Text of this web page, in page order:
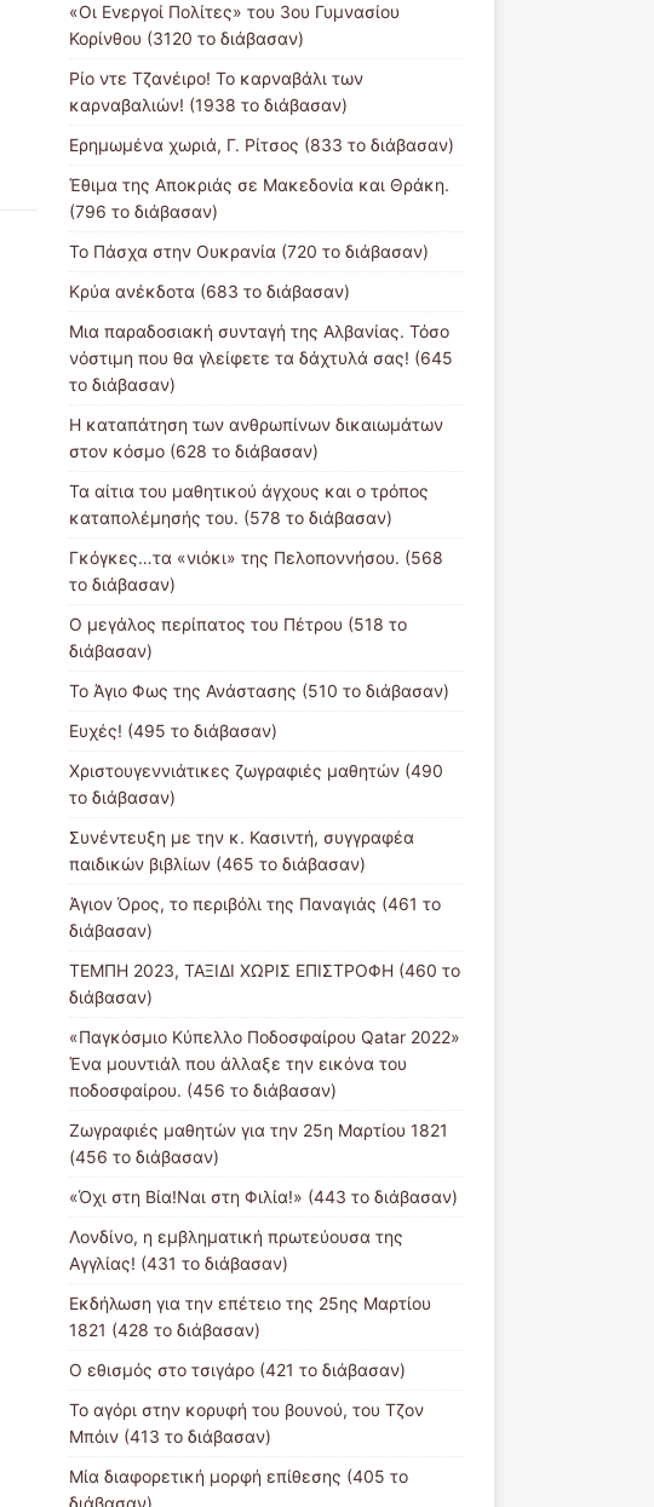
«Οι Ενεργοί Πολίτες» του 3ου Γυμνασίου
Κορίνθου (3120 το διάβασαν)
Ρίο ντε Τζανέιρο! Το καρναβάλι των
καρναβαλιών! (1938 το διάβασαν)
Ερημωμένα χωριά, Γ. Ρίτσος (833 το διάβασαν)
Έθιμα της Αποκριάς σε Μακεδονία και Θράκη.
(796 το διάβασαν)
Το Πάσχα στην Ουκρανία (720 το διάβασαν)
Κρύα ανέκδοτα (683 το διάβασαν)
Μια παραδοσιακή συνταγή της Αλβανίας. Τόσο
νόστιμη που θα γλείφετε τα δάχτυλά σας! (645
το διάβασαν)
Η καταπάτηση των ανθρωπίνων δικαιωμάτων
στον κόσμο (628 το διάβασαν)
Τα αίτια του μαθητικού άγχους και ο τρόπος
καταπολέμησής του. (578 το διάβασαν)
Γκόγκες…τα «νιόκι» της Πελοποννήσου. (568
το διάβασαν)
Ο μεγάλος περίπατος του Πέτρου (518 το
διάβασαν)
Το Άγιο Φως της Ανάστασης (510 το διάβασαν)
Ευχές! (495 το διάβασαν)
Χριστουγεννιάτικες ζωγραφιές μαθητών (490
το διάβασαν)
Συνέντευξη με την κ. Κασιντή, συγγραφέα
παιδικών βιβλίων (465 το διάβασαν)
Άγιον Όρος, το περιβόλι της Παναγιάς (461 το
διάβασαν)
ΤΕΜΠΗ 2023, ΤΑΞΙΔΙ ΧΩΡΙΣ ΕΠΙΣΤΡΟΦΗ (460 το
διάβασαν)
«Παγκόσμιο Κύπελλο Ποδοσφαίρου Qatar 2022»
Ένα μουντιάλ που άλλαξε την εικόνα του
ποδοσφαίρου. (456 το διάβασαν)
Ζωγραφιές μαθητών για την 25η Μαρτίου 1821
(456 το διάβασαν)
«Όχι στη Βία!Ναι στη Φιλία!» (443 το διάβασαν)
Λονδίνο, η εμβληματική πρωτεύουσα της
Αγγλίας! (431 το διάβασαν)
Εκδήλωση για την επέτειο της 25ης Μαρτίου
1821 (428 το διάβασαν)
Ο εθισμός στο τσιγάρο (421 το διάβασαν)
Το αγόρι στην κορυφή του βουνού, του Τζον
Μπόιν (413 το διάβασαν)
Μία διαφορετική μορφή επίθεσης (405 το
διάβασαν)